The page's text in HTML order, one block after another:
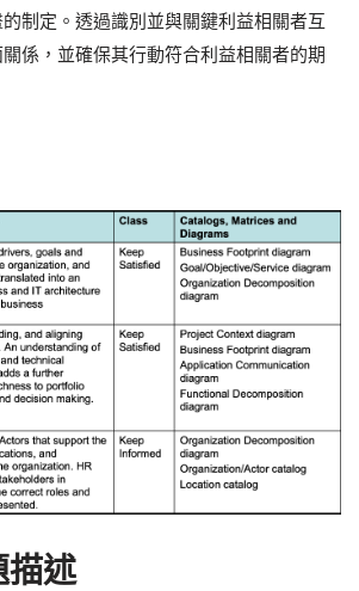
制定。透過識別並與關鍵利益相關者互
係，並確保其行動符合利益相關者的期
描述